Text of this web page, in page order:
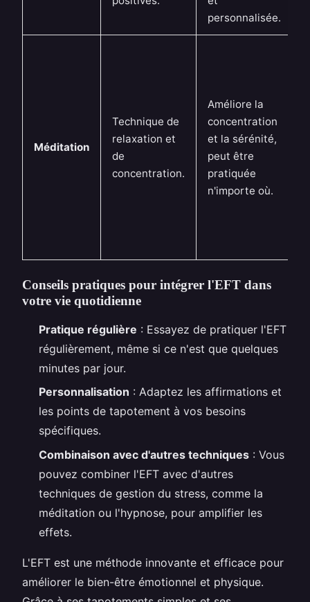
personnalisée.
Méditation
Technique de
relaxation et
de
concentration.
Améliore la
concentration
et la sérénité,
peut être
pratiquée
n'importe où.
Conseils pratiques pour intégrer l'EFT dans
votre vie quotidienne
Pratique régulière : Essayez de pratiquer l'EFT
régulièrement, même si ce n'est que quelques
minutes par jour.
Personnalisation : Adaptez les affirmations et
les points de tapotement à vos besoins
spécifiques.
Combinaison avec d'autres techniques : Vous
pouvez combiner l'EFT avec d'autres
techniques de gestion du stress, comme la
méditation ou l'hypnose, pour amplifier les
effets.
L'EFT est une méthode innovante et efficace pour
améliorer le bien-être émotionnel et physique.